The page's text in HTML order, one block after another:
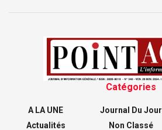
Catégories
A LA UNE
Actualités
Journal Du Jour
Non Classé